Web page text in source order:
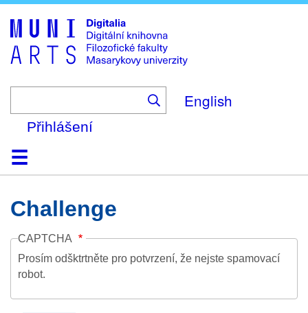
to
main
content
English
Přihlášení
DomůKolekce
Prohlížení
Vyhledávání
O platformě
Nápověda
KontaktDigitalia
Challenge
CAPTCHA
Prosím odšktrtněte pro potvrzení, že nejste spamovací
robot.